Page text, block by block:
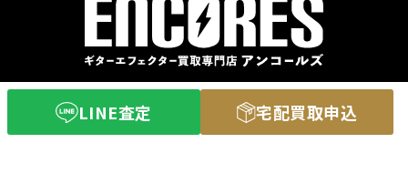
LINE査定 宅配買取申込
〒640-8255
和歌山市和歌山市舟津町３丁目３
営業時間 11：00〜20：00